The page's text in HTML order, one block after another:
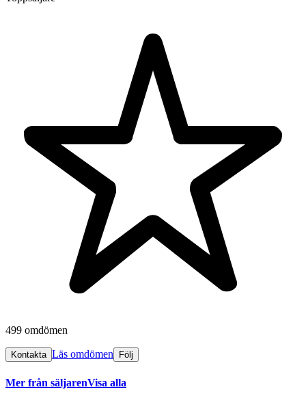
499 omdömen
Kontakta Läs omdömen Följ
Mer från säljarenVisa alla